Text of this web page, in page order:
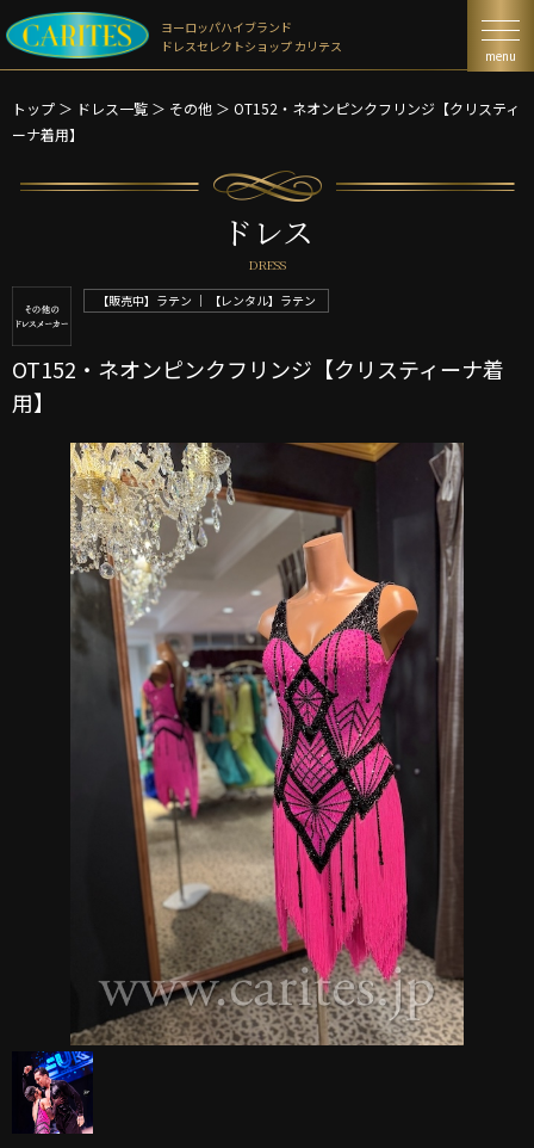
ヨーロッパハイブランド
ドレスセレクトショップ カリテス
menu
トップ ＞ ドレス一覧 ＞ その他 ＞ OT152・ネオンピンクフリンジ【クリスティ
ーナ着用】
ドレス
DRESS
【販売中】ラテン ｜ 【レンタル】ラテン
OT152・ネオンピンクフリンジ【クリスティーナ着
用】